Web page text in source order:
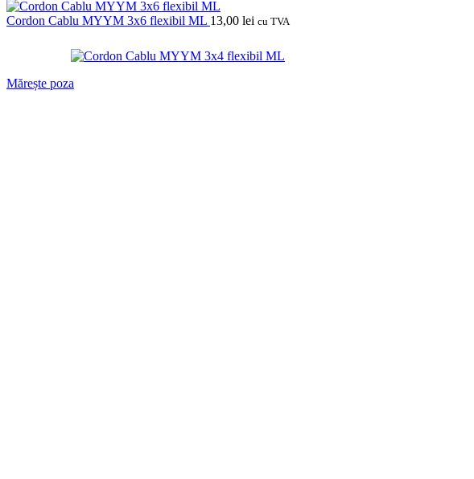
Cordon Cablu MYYM 3x6 flexibil ML 13,00 lei cu TVA
Mărește poza